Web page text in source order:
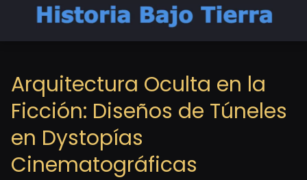
Arquitectura Oculta en la
Ficción: Diseños de Túneles
en Dystopías
Cinematográficas